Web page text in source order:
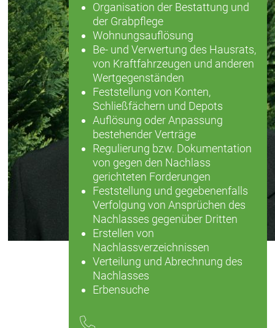
Organisation der Bestattung und
der Grabpflege
Wohnungsauflösung
Be- und Verwertung des Hausrats,
von Kraftfahrzeugen und anderen
Wertgegenständen
Feststellung von Konten,
Schließfächern und Depots
Auflösung oder Anpassung
bestehender Verträge
Regulierung bzw. Dokumentation
von gegen den Nachlass
gerichteten Forderungen
Feststellung und gegebenenfalls
Verfolgung von Ansprüchen des
Nachlasses gegenüber Dritten
Erstellen von
Nachlassverzeichnissen
Verteilung und Abrechnung des
Nachlasses
Erbensuche